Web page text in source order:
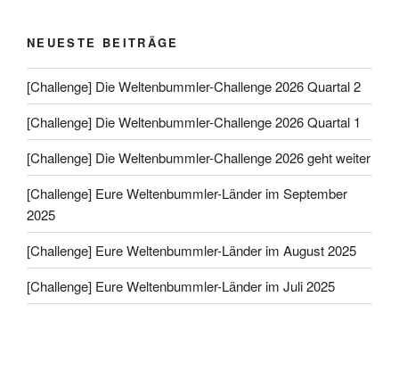
NEUESTE BEITRÄGE
[Challenge] Die Weltenbummler-Challenge 2026 Quartal 2
[Challenge] Die Weltenbummler-Challenge 2026 Quartal 1
[Challenge] Die Weltenbummler-Challenge 2026 geht weiter
[Challenge] Eure Weltenbummler-Länder im September
2025
[Challenge] Eure Weltenbummler-Länder im August 2025
[Challenge] Eure Weltenbummler-Länder im Juli 2025